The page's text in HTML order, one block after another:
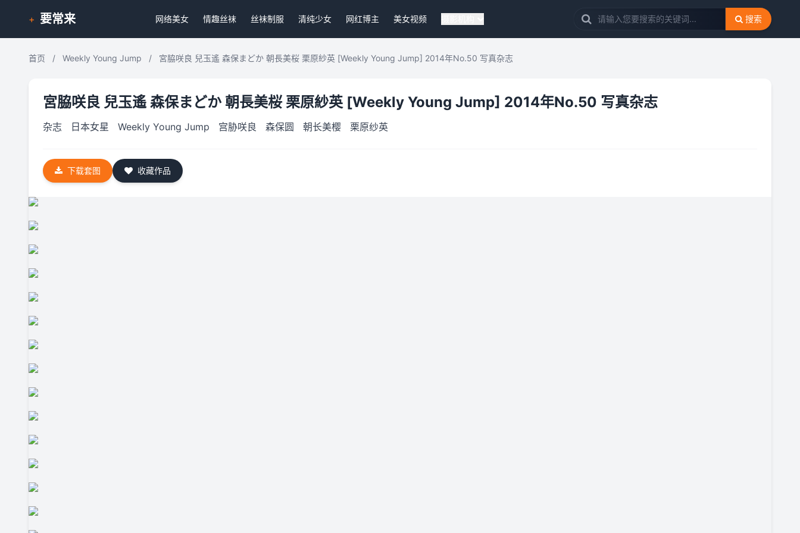
+ 要常来 网络美女 情趣丝袜 丝袜制服 清纯少女 网红博主 美女视频 搜索
首页 / Weekly Young Jump / 宮脇咲良 兒玉遙 森保まどか 朝長美桜 栗原紗英 [Weekly Young Jump] 2014年No.50 写真杂志
宮脇咲良 兒玉遙 森保まどか 朝長美桜 栗原紗英 [Weekly Young Jump] 2014年No.50 写真杂志
杂志 日本女星 Weekly Young Jump 宫胁咲良 森保圆 朝长美樱 栗原纱英
下载套图 收藏作品